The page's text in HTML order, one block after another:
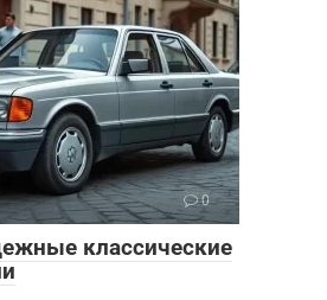
0
классические